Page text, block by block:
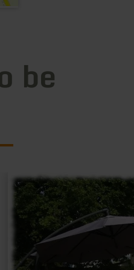
be
learn
more
about:
Gaststätte
Camping
Eifelidyll